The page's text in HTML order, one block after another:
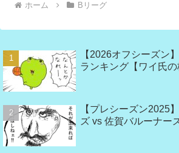
ホーム Bリーグ
【2026オフシーズン
ランキング【ワイ氏の
【プレシーズン2025
ズ vs 佐賀バルーナー